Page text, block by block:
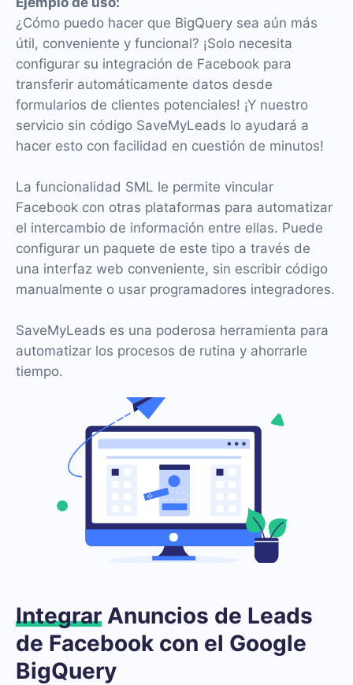
¿Cómo puedo hacer que BigQuery sea aún más
útil, conveniente y funcional? ¡Solo necesita
configurar su integración de Facebook para
transferir automáticamente datos desde
formularios de clientes potenciales! ¡Y nuestro
servicio sin código SaveMyLeads lo ayudará a
hacer esto con facilidad en cuestión de minutos!
La funcionalidad SML le permite vincular
Facebook con otras plataformas para automatizar
el intercambio de información entre ellas. Puede
configurar un paquete de este tipo a través de
una interfaz web conveniente, sin escribir código
manualmente o usar programadores integradores.
SaveMyLeads es una poderosa herramienta para
automatizar los procesos de rutina y ahorrarle
tiempo.
Integrar Anuncios de Leads
de Facebook con el Google
BigQuery